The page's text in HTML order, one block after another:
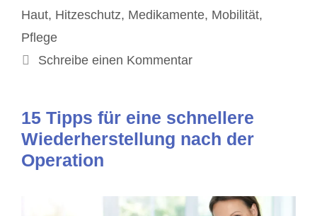
Haut, Hitzeschutz, Medikamente, Mobilität,
Pflege
Schreibe einen Kommentar
15 Tipps für eine schnellere
Wiederherstellung nach der
Operation